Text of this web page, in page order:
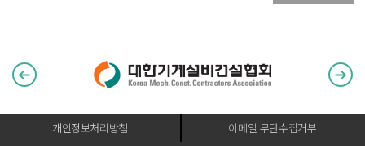
개인정보처리방침 이메일 무단수집거부